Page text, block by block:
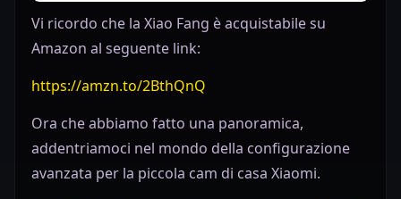
Vi ricordo che la Xiao Fang è acquistabile su
Amazon al seguente link:
https://amzn.to/2BthQnQ
Ora che abbiamo fatto una panoramica,
addentriamoci nel mondo della configurazione
avanzata per la piccola cam di casa Xiaomi.